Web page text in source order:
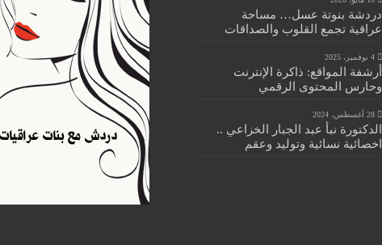
دردشة بنوتة عسل… مساحة
عراقية تجمع القلوب والصداقات
4 نوفمبر، 2025
أرشفة المواقع: ذاكرة الإنترنت
وحارس المحتوى الرقمي
28 أغسطس، 2024
الدكتورة نبأ عبد الجبار الخزاعي ..
اخصائية نسائية وتوليد وعقم